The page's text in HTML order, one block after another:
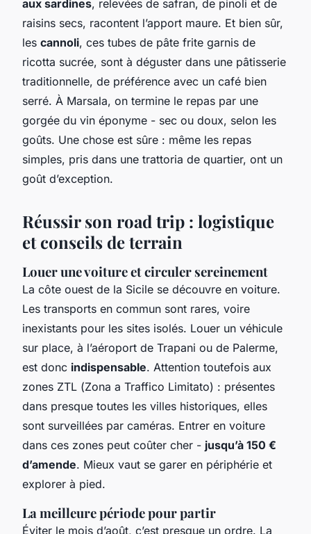
aux sardines, relevées de safran, de pinoli et de
raisins secs, racontent l’apport maure. Et bien sûr,
les cannoli, ces tubes de pâte frite garnis de
ricotta sucrée, sont à déguster dans une pâtisserie
traditionnelle, de préférence avec un café bien
serré. À Marsala, on termine le repas par une
gorgée du vin éponyme - sec ou doux, selon les
goûts. Une chose est sûre : même les repas
simples, pris dans une trattoria de quartier, ont un
goût d’exception.
Réussir son road trip : logistique
et conseils de terrain
Louer une voiture et circuler sereinement
La côte ouest de la Sicile se découvre en voiture.
Les transports en commun sont rares, voire
inexistants pour les sites isolés. Louer un véhicule
sur place, à l’aéroport de Trapani ou de Palerme,
est donc indispensable. Attention toutefois aux
zones ZTL (Zona a Traffico Limitato) : présentes
dans presque toutes les villes historiques, elles
sont surveillées par caméras. Entrer en voiture
dans ces zones peut coûter cher - jusqu’à 150 €
d’amende. Mieux vaut se garer en périphérie et
explorer à pied.
La meilleure période pour partir
Éviter le mois d’août, c’est presque un ordre. La